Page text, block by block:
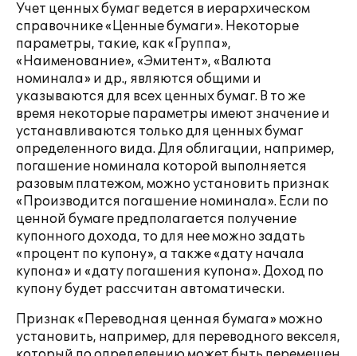
Учет ценных бумаг ведется в иерархическом
справочнике «Ценные бумаги». Некоторые
параметры, такие, как «Группа»,
«Наименование», «Эмитент», «Валюта
номинала» и др., являются общими и
указываются для всех ценных бумаг. В то же
время некоторые параметры имеют значение и
устанавливаются только для ценных бумаг
определенного вида. Для облигации, например,
погашение номинала которой выполняется
разовым платежом, можно установить признак
«Производится погашение номинала». Если по
ценной бумаге предполагается получение
купонного дохода, то для нее можно задать
«процент по купону», а также «дату начала
купона» и «дату погашения купона». Доход по
купону будет рассчитан автоматически.
Признак «Переводная ценная бумага» можно
установить, например, для переводного векселя,